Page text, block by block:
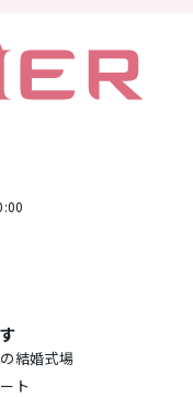
結婚式場
ト